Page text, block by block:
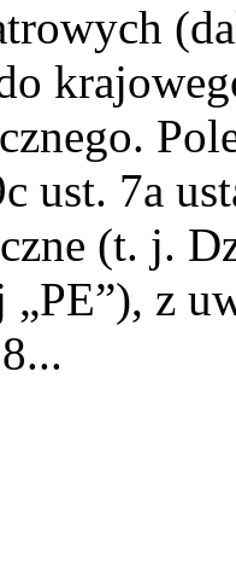
ust. 7a
(t. j.
„PE”), z